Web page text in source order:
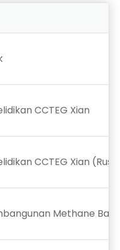
CCTEG Xian
CCTEG Xian
Methane Bat